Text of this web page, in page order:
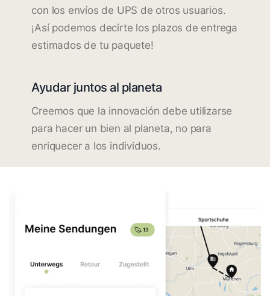
con los envíos de UPS de otros usuarios.
¡Así podemos decirte los plazos de entrega
estimados de tu paquete!
Ayudar juntos al planeta
Creemos que la innovación debe utilizarse
para hacer un bien al planeta, no para
enriquecer a los individuos.